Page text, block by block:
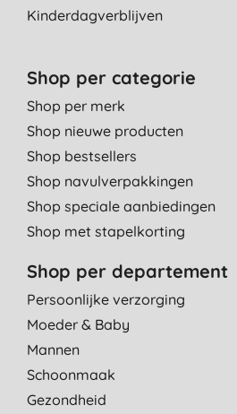
Kinderdagverblijven
Shop per categorie
Shop per merk
Shop nieuwe producten
Shop bestsellers
Shop navulverpakkingen
Shop speciale aanbiedingen
Shop met stapelkorting
Shop per departement
Persoonlijke verzorging
Moeder & Baby
Mannen
Schoonmaak
Gezondheid